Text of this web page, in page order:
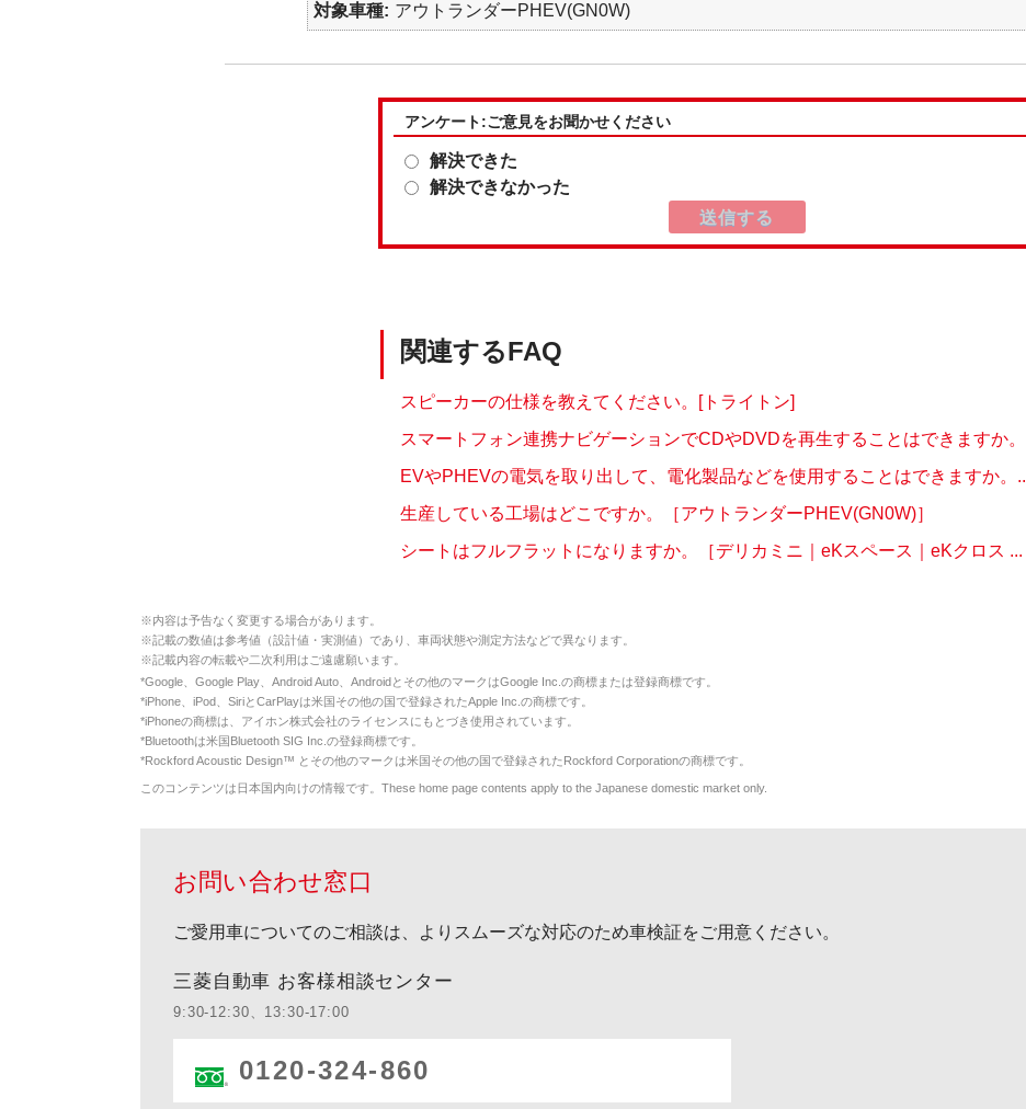
対象車種 アウトランダーPHEV(GN0W)
アンケート:ご意見をお聞かせください
解決できた
解決できなかった
関連するFAQ
スピーカーの仕様を教えてください。[トライトン]
スマートフォン連携ナビゲーションでCDやDVDを再生することはできますか
EVやPHEVの電気を取り出して、電化製品などを使用することはできますか。
生産している工場はどこですか。［アウトランダーPHEV(GN0W)］
シートはフルフラットになりますか。［デリカミニ｜eKスペース｜eKクロス ...
※内容は予告なく変更する場合があります。
※記載の数値は参考値（設計値・実測値）であり、車両状態や測定方法などで異なります。
※記載内容の転載や二次利用はご遠慮願います。
*Google、Google Play、Android Auto、Androidとその他のマークはGoogle Inc.の商標または登録商標です。
*iPhone、iPod、SiriとCarPlayは米国その他の国で登録されたApple Inc.の商標です。
*iPhoneの商標は、アイホン株式会社のライセンスにもとづき使用されています。
*Bluetoothは米国Bluetooth SIG Inc.の登録商標です。
*Rockford Acoustic Design™ とその他のマークは米国その他の国で登録されたRockford Corporationの商標です。
このコンテンツは日本国内向けの情報です。These home page contents apply to the Japanese domestic market only.
お問い合わせ窓口
ご愛用車についてのご相談は、よりスムーズな対応のため車検証をご用意ください。
三菱自動車 お客様相談センター
9:30-12:30、13:30-17:00
0120-324-860